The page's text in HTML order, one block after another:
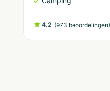
4.2 (973 beoordelingen)